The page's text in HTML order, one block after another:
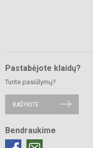
Pastabėjote klaidų?
Turite pasiūlymų?
RAŠYKITE
Bendraukime